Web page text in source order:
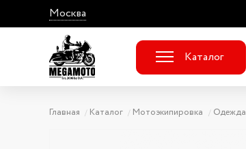
Москва
Каталог
Главная Каталог Мотоэкипировка Одежда